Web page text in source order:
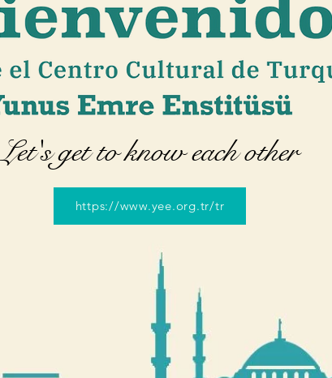
Let's get to know each other
https://www.yee.org.tr/tr